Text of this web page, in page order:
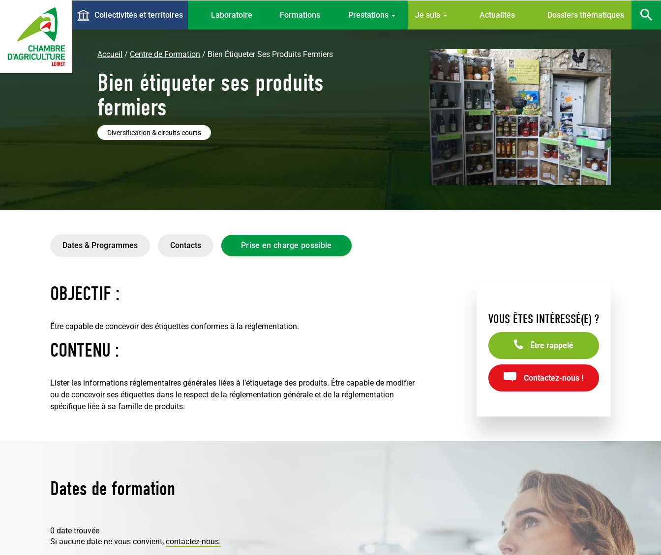
contenu
principal
principaleCollectivités et territoires Laboratoire Formations Prestations
menu
Je suis Actualités Dossiers thématiques
Accueil Centre de Formation Bien Étiqueter Ses Produits Fermiers
Bien étiqueter ses produits
fermiers
Diversification & circuits courts
Dates & Programmes Contacts Prise en charge possible
OBJECTIF :
Être capable de concevoir des étiquettes conformes à la réglementation.
CONTENU :
Lister les informations réglementaires générales liées à l’étiquetage des produits. Être capable de modifier
ou de concevoir ses étiquettes dans le respect de la réglementation générale et de la réglementation
spécifique liée à sa famille de produits.
VOUS ÊTES INTÉRESSÉ(E) ?
Être rappelé
Contactez-nous !
Dates de formation
0 date trouvée
Si aucune date ne vous convient, contactez-nous.